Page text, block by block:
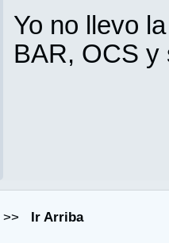
Yo no llevo
BAR, OCS
>> Ir Arriba